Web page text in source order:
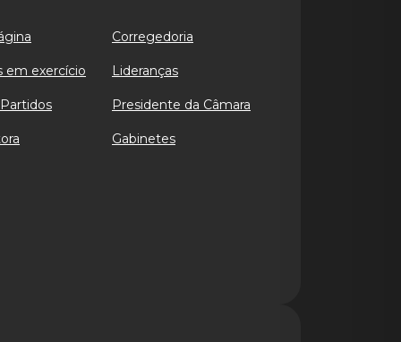
em exercício
Corregedoria
Lideranças
Presidente da Câmara
Gabinetes